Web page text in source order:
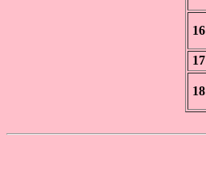
16
17
18